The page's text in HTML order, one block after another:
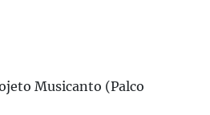
Musicanto (Palco